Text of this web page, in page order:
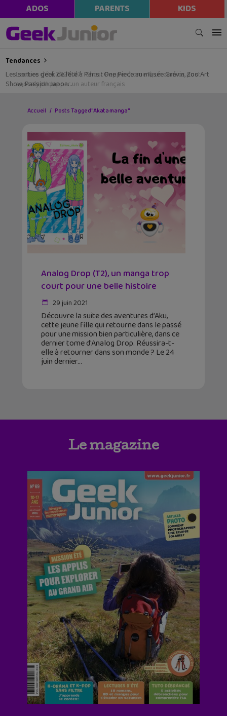
ADOS PARENTS KIDS
Tendances
Les sorties geek de l’été à Paris : One Piece au musée Grévin, Zoo Art
Show, Passion Japon…
Accueil Posts Tagged "Akata manga"
Analog Drop (T2), un manga trop
court pour une belle histoire
29 juin 2021
Découvre la suite des aventures d’Aku,
cette jeune fille qui retourne dans le passé
pour une mission bien particulière, dans ce
dernier tome d'Analog Drop. Réussira-t-
elle à retourner dans son monde ? Le 24
juin dernier
Le magazine